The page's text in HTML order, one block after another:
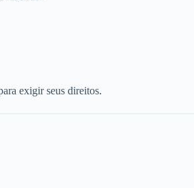
exigir seus direitos.